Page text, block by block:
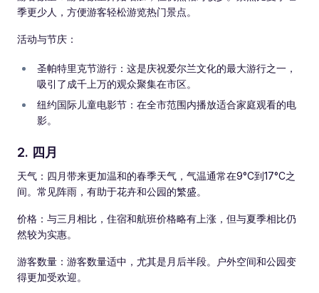
季更少人，方便游客轻松游览热门景点。
活动与节庆：
圣帕特里克节游行：这是庆祝爱尔兰文化的最大游行之一，
吸引了成千上万的观众聚集在市区。
纽约国际儿童电影节：在全市范围内播放适合家庭观看的电
影。
2. 四月
天气：四月带来更加温和的春季天气，气温通常在9°C到17°C之
间。常见阵雨，有助于花卉和公园的繁盛。
价格：与三月相比，住宿和航班价格略有上涨，但与夏季相比仍
然较为实惠。
游客数量：游客数量适中，尤其是月后半段。户外空间和公园变
得更加受欢迎。